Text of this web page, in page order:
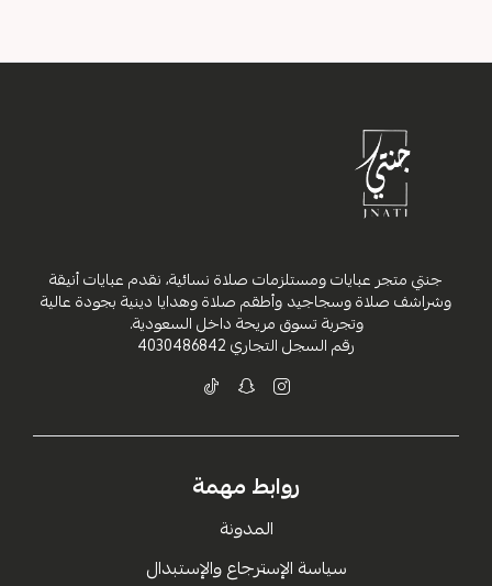
جنتي متجر عبايات ومستلزمات صلاة نسائية، نقدم عبايات أنيقة
وشراشف صلاة وسجاجيد وأطقم صلاة وهدايا دينية بجودة عالية
وتجربة تسوق مريحة داخل السعودية.
رقم السجل التجاري4030486842
روابط مهمة
المدونة
سياسة الإسترجاع والإستبدال